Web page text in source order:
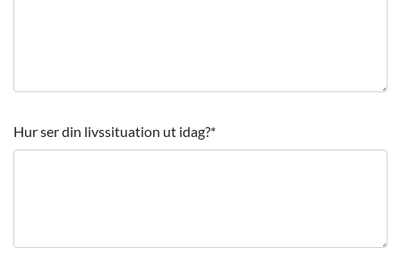
Hur ser din livssituation ut idag?*